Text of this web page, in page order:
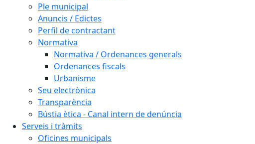
Ple municipal
Anuncis / Edictes
Perfil de contractant
Normativa
Normativa / Ordenances generals
Ordenances fiscals
Urbanisme
Seu electrònica
Transparència
Bústia ètica - Canal intern de denúncia
Serveis i tràmits
Oficines municipals